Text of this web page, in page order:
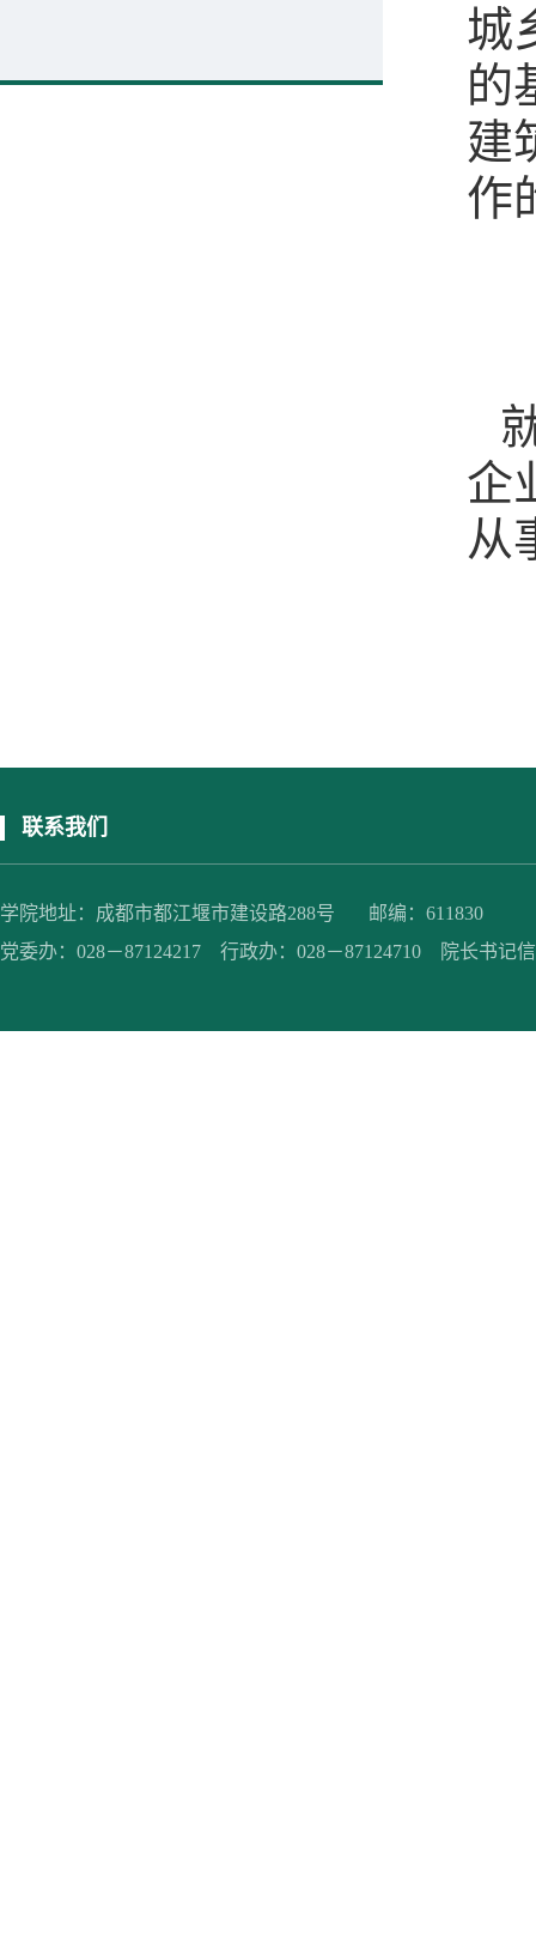
城
的
建
作
企
从
联系我们
学院地址：成都市都江堰市建设路288号 邮编：611830
党委办：028－87124217 行政办：028－87124710 院长书记信